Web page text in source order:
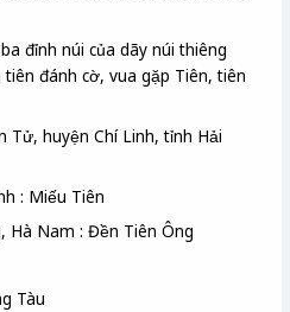
đỉnh núi của dãy núi thiêng
đánh cờ, vua gặp Tiên, tiên
Tử, huyện Chí Linh, tỉnh Hải
: Miếu Tiên
Hà Nam : Đền Tiên Ông
Tàu